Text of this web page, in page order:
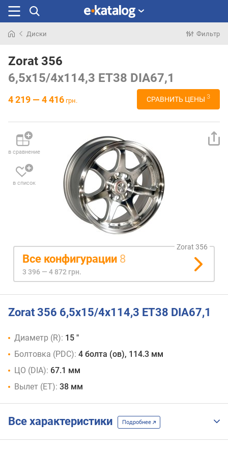
раньше
Диски Фильтр
Zorat 356
6,5x15/4x114,3 ET38 DIA67,1
4 219 — 4 416 грн. СРАВНИТЬ ЦЕНЫ 3
в сравнение
в список
Zorat 356
Все конфигурации 8
3 396 — 4 872 грн.
Zorat 356 6,5x15/4x114,3 ET38 DIA67,1
Диаметр (R): 15 "
Болтовка (PDC): 4 болта (ов), 114.3 мм
ЦО (DIA): 67.1 мм
Вылет (ET): 38 мм
Все характеристики Подробнее